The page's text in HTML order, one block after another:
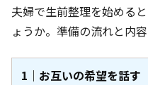
夫婦で生前整理を始める
ょうか。準備の流れと内
1｜お互いの希望を話す